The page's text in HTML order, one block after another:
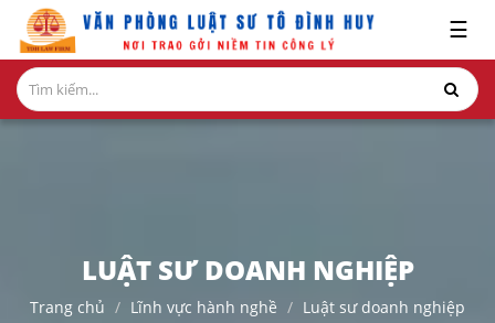
GIỚI
THIỆU
NGHIÊN
CỨU-
☰
LUẬT SƯ DOANH NGHIỆP
Trang chủ Lĩnh vực hành nghề Luật sư doanh nghiệp